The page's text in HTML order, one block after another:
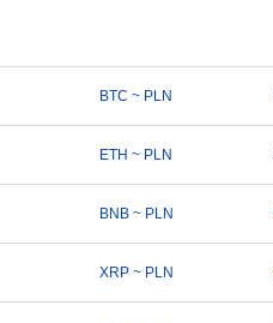
BTC ~ PLN
ETH ~ PLN
BNB ~ PLN
XRP ~ PLN